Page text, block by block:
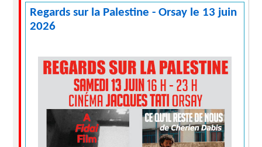
Regards sur la Palestine - Orsay le 13 juin
2026